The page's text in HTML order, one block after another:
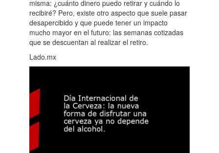
misma: ¿cuánto dinero puedo retirar y cuándo lo
recibiré? Pero, existe otro aspecto que suele pasar
desapercibido y que puede tener un impacto
mucho mayor en el futuro: las semanas cotizadas
que se descuentan al realizar el retiro.
Lado.mx